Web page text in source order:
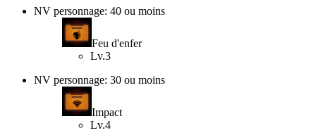
NV personnage: 40 ou moins
Feu d'enfer
Lv.3
NV personnage: 30 ou moins
Impact
Lv.4